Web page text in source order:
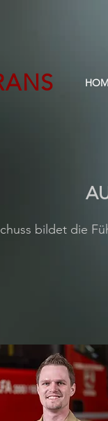
bildet die